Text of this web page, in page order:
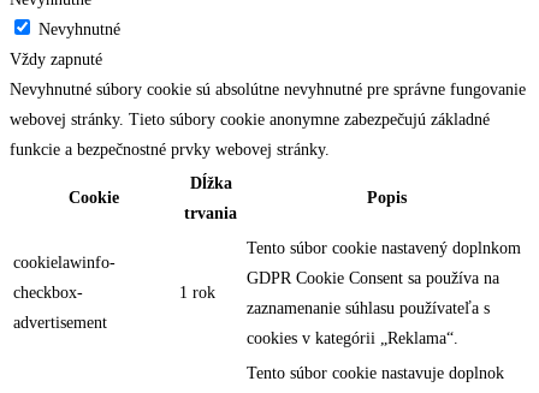
Nevyhnutné
Vždy zapnuté
Nevyhnutné súbory cookie sú absolútne nevyhnutné pre správne fungovanie
webovej stránky. Tieto súbory cookie anonymne zabezpečujú základné
funkcie a bezpečnostné prvky webovej stránky.
Cookie
Dĺžka
trvania
Popis
cookielawinfo-
checkbox-
advertisement
1 rok
Tento súbor cookie nastavený doplnkom
GDPR Cookie Consent sa používa na
zaznamenanie súhlasu používateľa s
cookies v kategórii „Reklama“.
Tento súbor cookie nastavuje doplnok